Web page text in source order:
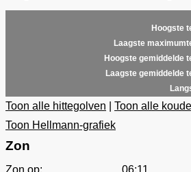
Hoogste
Laagste
Hoogste gemiddelde
Laagste gemiddelde
Toon alle hittegolven
Toon alle
Toon Hellmann-grafiek
Zon
Zon op:
06:11